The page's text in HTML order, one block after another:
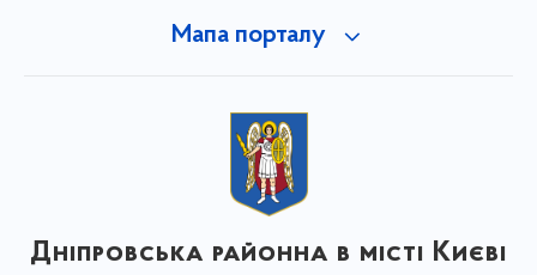
Мапа порталу
Дніпровська районна в місті Києві